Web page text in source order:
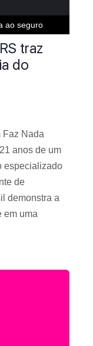
ao seguro
traz
do
Faz Nada
anos de um
especializado
de
demonstra a
em uma